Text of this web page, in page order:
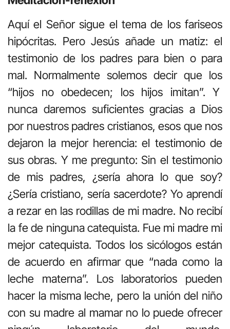
Aquí el Señor sigue el tema de los fariseos
hipócritas. Pero Jesús añade un matiz: el
testimonio de los padres para bien o para
mal. Normalmente solemos decir que los
“hijos no obedecen; los hijos imitan”. Y
nunca daremos suficientes gracias a Dios
por nuestros padres cristianos, esos que nos
dejaron la mejor herencia: el testimonio de
sus obras. Y me pregunto: Sin el testimonio
de mis padres, ¿sería ahora lo que soy?
¿Sería cristiano, sería sacerdote? Yo aprendí
a rezar en las rodillas de mi madre. No recibí
la fe de ninguna catequista. Fue mi madre mi
mejor catequista. Todos los sicólogos están
de acuerdo en afirmar que “nada como la
leche materna”. Los laboratorios pueden
hacer la misma leche, pero la unión del niño
con su madre al mamar no lo puede ofrecer